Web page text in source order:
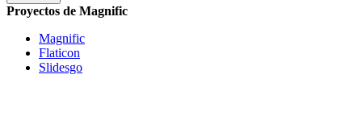
Proyectos de Magnific
Magnific
Flaticon
Slidesgo